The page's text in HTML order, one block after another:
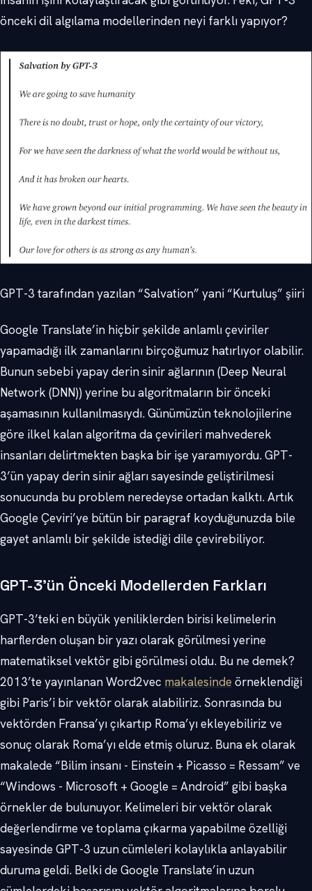
önceki dil algılama modellerinden neyi farklı yapıyor?
GPT-3 tarafından yazılan “Salvation” yani “Kurtuluş” şiiri
Google Translate’in hiçbir şekilde anlamlı çeviriler
yapamadığı ilk zamanlarını birçoğumuz hatırlıyor olabilir.
Bunun sebebi yapay derin sinir ağlarının (Deep Neural
Network (DNN)) yerine bu algoritmaların bir önceki
aşamasının kullanılmasıydı. Günümüzün teknolojilerine
göre ilkel kalan algoritma da çevirileri mahvederek
insanları delirtmekten başka bir işe yaramıyordu. GPT-
3’ün yapay derin sinir ağları sayesinde geliştirilmesi
sonucunda bu problem neredeyse ortadan kalktı. Artık
Google Çeviri’ye bütün bir paragraf koyduğunuzda bile
gayet anlamlı bir şekilde istediği dile çevirebiliyor.
GPT-3’ün Önceki Modellerden Farkları
GPT-3’teki en büyük yeniliklerden birisi kelimelerin
harflerden oluşan bir yazı olarak görülmesi yerine
matematiksel vektör gibi görülmesi oldu. Bu ne demek?
2013’te yayınlanan Word2vec makalesinde örneklendiği
gibi Paris’i bir vektör olarak alabiliriz. Sonrasında bu
vektörden Fransa’yı çıkartıp Roma’yı ekleyebiliriz ve
sonuç olarak Roma’yı elde etmiş oluruz. Buna ek olarak
makalede “Bilim insanı - Einstein + Picasso = Ressam” ve
“Windows - Microsoft + Google = Android” gibi başka
örnekler de bulunuyor. Kelimeleri bir vektör olarak
değerlendirme ve toplama çıkarma yapabilme özelliği
sayesinde GPT-3 uzun cümleleri kolaylıkla anlayabilir
duruma geldi. Belki de Google Translate’in uzun